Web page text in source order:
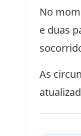
No
e duas
As